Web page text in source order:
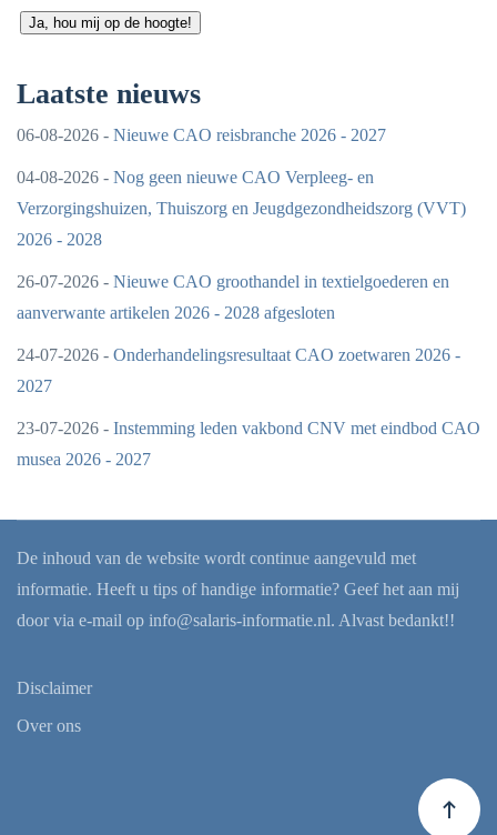
Ja, hou mij op de hoogte!
Laatste nieuws
06-08-2026 - Nieuwe CAO reisbranche 2026 - 2027
04-08-2026 - Nog geen nieuwe CAO Verpleeg- en
Verzorgingshuizen, Thuiszorg en Jeugdgezondheidszorg (VVT)
2026 - 2028
26-07-2026 - Nieuwe CAO groothandel in textielgoederen en
aanverwante artikelen 2026 - 2028 afgesloten
24-07-2026 - Onderhandelingsresultaat CAO zoetwaren 2026 -
2027
23-07-2026 - Instemming leden vakbond CNV met eindbod CAO
musea 2026 - 2027
De inhoud van de website wordt continue aangevuld met
informatie. Heeft u tips of handige informatie? Geef het aan mij
door via e-mail op info@salaris-informatie.nl. Alvast bedankt!!
Disclaimer
Over ons